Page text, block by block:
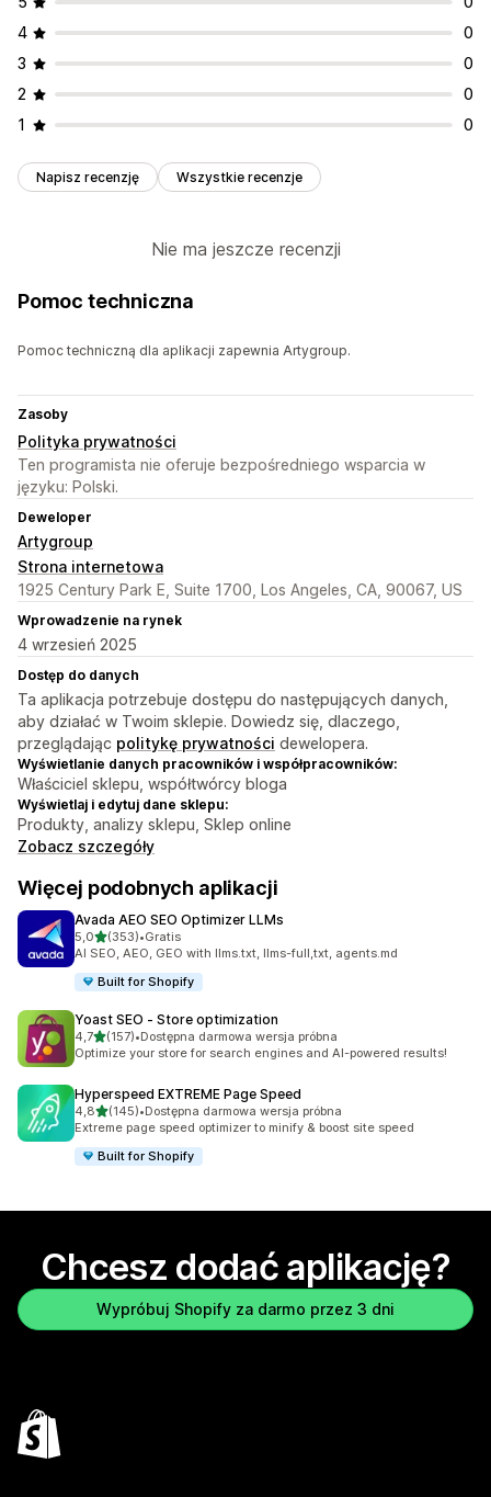
4
0
3
0
2
0
1
0
Napisz recenzję Wszystkie recenzje
Nie ma jeszcze recenzji
Pomoc techniczna
Pomoc techniczną dla aplikacji zapewnia Artygroup.
Zasoby
Polityka prywatności
Ten programista nie oferuje bezpośredniego wsparcia w
języku: Polski.
Deweloper
Artygroup
Strona internetowa
1925 Century Park E, Suite 1700, Los Angeles, CA, 90067, US
Wprowadzenie na rynek
4 wrzesień 2025
Dostęp do danych
Ta aplikacja potrzebuje dostępu do następujących danych,
aby działać w Twoim sklepie. Dowiedz się, dlaczego,
przeglądając politykę prywatności dewelopera.
Wyświetlanie danych pracowników i współpracowników:
Właściciel sklepu, współtwórcy bloga
Wyświetlaj i edytuj dane sklepu:
Produkty, analizy sklepu, Sklep online
Zobacz szczegóły
Więcej podobnych aplikacji
Avada AEO SEO Optimizer LLMs
5,0na 5 gwiazdek
(353)
Łączna liczba recenzji: 353
•Gratis
AI SEO, AEO, GEO with llms.txt, llms-full,txt, agents.md
Built for Shopify
Yoast SEO ‑ Store optimization
4,7na 5 gwiazdek
(157)
Łączna liczba recenzji: 157
•Dostępna darmowa wersja próbna
Optimize your store for search engines and AI-powered results!
Hyperspeed EXTREME Page Speed
4,8na 5 gwiazdek
(145)
Łączna liczba recenzji: 145
•Dostępna darmowa wersja próbna
Extreme page speed optimizer to minify & boost site speed
Built for Shopify
Chcesz dodać aplikację?
Wypróbuj Shopify za darmo przez 3 dni